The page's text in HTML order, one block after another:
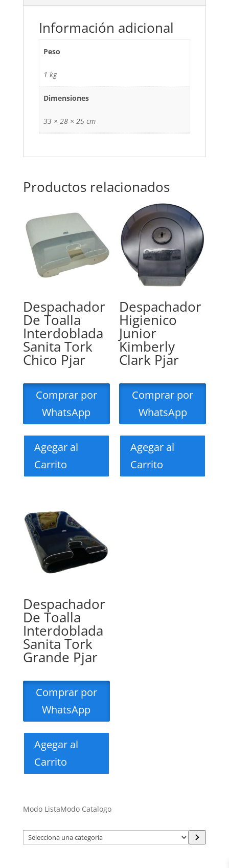
Información adicional
Peso
1 kg
Dimensiones
33 × 28 × 25 cm
Productos relacionados
Despachador
De Toalla
Interdoblada
Sanita Tork
Chico Pjar
Comprar por
WhatsApp
Agegar al
Carrito
Despachador
Higienico
Junior
Kimberly
Clark Pjar
Comprar por
WhatsApp
Agegar al
Carrito
Despachador
De Toalla
Interdoblada
Sanita Tork
Grande Pjar
Comprar por
WhatsApp
Agegar al
Carrito
Modo ListaModo Catalogo
Selecciona
una